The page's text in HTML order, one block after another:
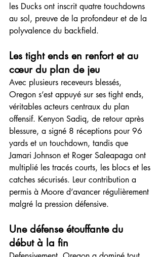
les Ducks ont inscrit quatre touchdowns
au sol, preuve de la profondeur et de la
polyvalence du backfield.
Les tight ends en renfort et au
cœur du plan de jeu
Avec plusieurs receveurs blessés,
Oregon s’est appuyé sur ses tight ends,
véritables acteurs centraux du plan
offensif. Kenyon Sadiq, de retour après
blessure, a signé 8 réceptions pour 96
yards et un touchdown, tandis que
Jamari Johnson et Roger Saleapaga ont
multiplié les tracés courts, les blocs et les
catches sécurisés. Leur contribution a
permis à Moore d’avancer régulièrement
malgré la pression défensive.
Une défense étouffante du
début à la fin